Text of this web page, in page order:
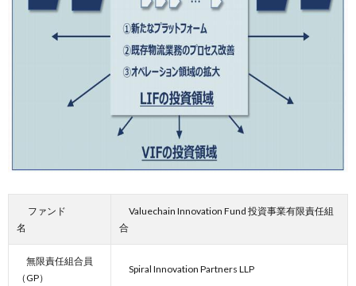
ファンド
名
Valuechain Innovation Fund 投資事業有限責任組
合
無限責任組合員
（GP）
Spiral Innovation Partners LLP